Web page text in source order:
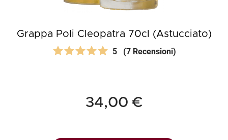
Grappa Poli Cleopatra 70cl (Astucciato)
5 (7 Recensioni)
34,00 €